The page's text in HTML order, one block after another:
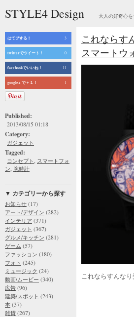
STYLE4 Design 大人の好奇心
はてブする！ 3
twitterでツイート！ 0
facebookでいいね！ 11
google+ で＋１！ 1
Published:
2013/08/15 01:18
Category:
ガジェット
Tagged:
コンセプト
スマートフォ
ン 腕時計
▼ カテゴリーから探す
お知らせ (17)
アート/デザイン (282)
インテリア (371)
ガジェット (367)
グルメ/キッチン (281)
ゲーム (57)
ファッション (180)
フォト (245)
ミュージック (24)
動画/ムービー (340)
広告 (96)
建築/スポット (243)
本 (37)
雑貨 (267)
これならす
スマートウ
これならすんな